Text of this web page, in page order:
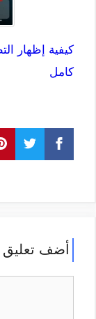
كيفية إظهار
كامل
أضف تعليق